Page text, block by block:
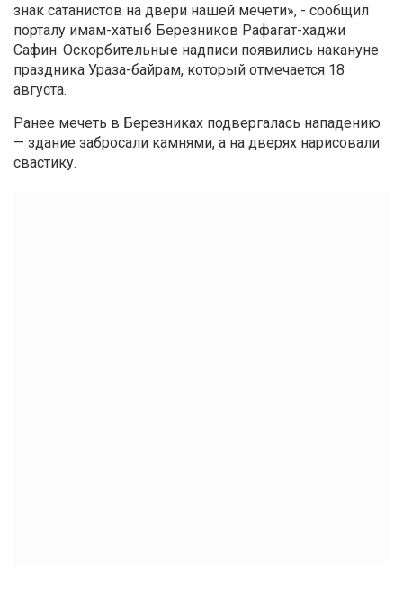
знак сатанистов на двери нашей мечети», - сообщил
порталу имам-хатыб Березников Рафагат-хаджи
Сафин. Оскорбительные надписи появились накануне
праздника Ураза-байрам, который отмечается 18
августа.
Ранее мечеть в Березниках подвергалась нападению
— здание забросали камнями, а на дверях нарисовали
свастику.